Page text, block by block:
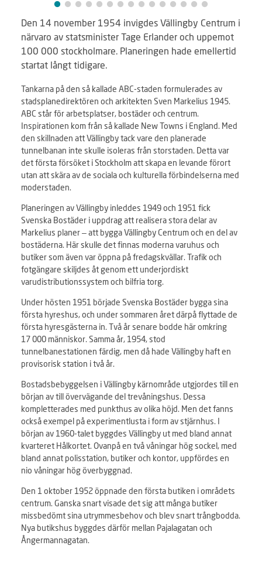
Den 14 november 1954 invigdes Vällingby Centrum i
närvaro av statsminister Tage Erlander och uppemot
100 000 stockholmare. Planeringen hade emellertid
startat långt tidigare.
Tankarna på den så kallade ABC-staden formulerades av
stadsplanedirektören och arkitekten Sven Markelius 1945.
ABC står för arbetsplatser, bostäder och centrum.
Inspirationen kom från så kallade New Towns i England. Med
den skillnaden att Vällingby tack vare den planerade
tunnelbanan inte skulle isoleras från storstaden. Detta var
det första försöket i Stockholm att skapa en levande förort
utan att skära av de sociala och kulturella förbindelserna med
moderstaden.
Planeringen av Vällingby inleddes 1949 och 1951 fick
Svenska Bostäder i uppdrag att realisera stora delar av
Markelius planer – att bygga Vällingby Centrum och en del av
bostäderna. Här skulle det finnas moderna varuhus och
butiker som även var öppna på fredagskvällar. Trafik och
fotgängare skiljdes åt genom ett underjordiskt
varudistributionssystem och bilfria torg.
Under hösten 1951 började Svenska Bostäder bygga sina
första hyreshus, och under sommaren året därpå flyttade de
första hyresgästerna in. Två år senare bodde här omkring
17 000 människor. Samma år, 1954, stod
tunnelbanestationen färdig, men då hade Vällingby haft en
provisorisk station i två år.
Bostadsbebyggelsen i Vällingby kärnområde utgjordes till en
början av till övervägande del trevåningshus. Dessa
kompletterades med punkthus av olika höjd. Men det fanns
också exempel på experimentlusta i form av stjärnhus. I
början av 1960-talet byggdes Vällingby ut med bland annat
kvarteret Hålkortet. Ovanpå en två våningar hög sockel, med
bland annat polisstation, butiker och kontor, uppfördes en
nio våningar hög överbyggnad.
Den 1 oktober 1952 öppnade den första butiken i områdets
centrum. Ganska snart visade det sig att många butiker
missbedömt sina utrymmesbehov och blev snart trångbodda.
Nya butikshus byggdes därför mellan Pajalagatan och
Ångermannagatan.